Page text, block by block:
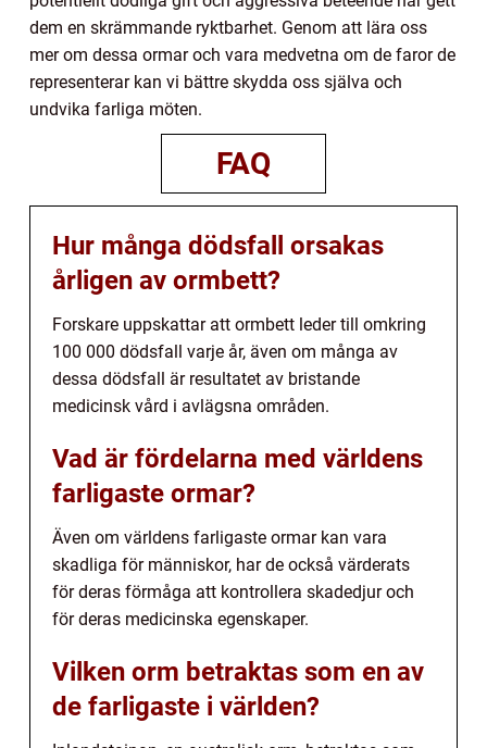
dem en skrämmande ryktbarhet. Genom att lära oss
mer om dessa ormar och vara medvetna om de faror de
representerar kan vi bättre skydda oss själva och
undvika farliga möten.
FAQ
Hur många dödsfall orsakas
årligen av ormbett?
Forskare uppskattar att ormbett leder till omkring
100 000 dödsfall varje år, även om många av
dessa dödsfall är resultatet av bristande
medicinsk vård i avlägsna områden.
Vad är fördelarna med världens
farligaste ormar?
Även om världens farligaste ormar kan vara
skadliga för människor, har de också värderats
för deras förmåga att kontrollera skadedjur och
för deras medicinska egenskaper.
Vilken orm betraktas som en av
de farligaste i världen?